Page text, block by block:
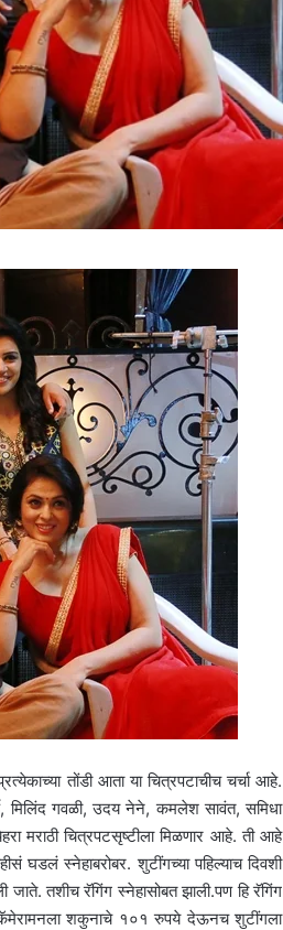
तोंडी आता या चित्रपटाचीच चर्चा आहे.
मिलिंद गवळी, उदय नेने, कमलेश सावंत, समिधा
मराठी चित्रपटसृष्टीला मिळणार आहे. ती आहे
घडलं स्नेहाबरोबर. शुटींगच्या पहिल्याच दिवशी
तशीच रॅगिंग स्नेहासोबत झाली.पण हि रॅगिंग
शकुनाचे १०१ रुपये देऊनच शुटींगला